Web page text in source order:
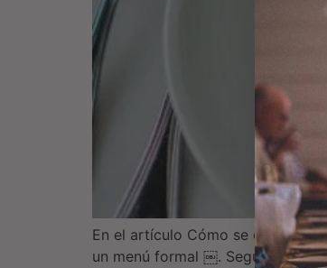
En el artículo Cómo se escribe
un menú formal ￼. Según la